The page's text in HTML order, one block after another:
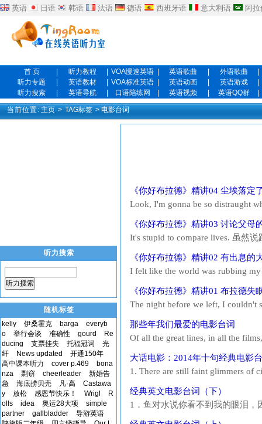
英语 日语 韩语 法语 德语 西班牙语 意大利语 阿
首 页 听力教程 VOA慢速英语 英语歌曲 外语歌曲
听力专题
英语教材 VOA标准英语 英语动画 英语游戏
听力搜索
英语导航 口语陪练网 英语视频 英语QQ群
当前位置: 主页 > TAG标签 > 电影台词
《你好布拉德》精讲04 尘埃落定
Look, I'm gonna be so distraught
得你会的...
《你好布拉德》精讲03 讨论父母
It's stupid to compare lives. 虽然
呦...
《你好布拉德》精讲02 有出息的
I felt like the world was rubbing
Hollywood, 尼克帕斯卡成了...
《你好布拉德》精讲01 布拉德失
The night before we left, I
时候说的...
那些年我们最爱的电影台词
Of all the great lines, in all the
the line said by a toy ast...
大话电影：2014年十句经典电影
1. There are still faint glimmers of
Budapest HotelM古斯塔...
经典英文电影台词（下）
1．鱼对水说你看不到我的眼泪，
听力搜索
听力搜索
随机标签
kelly
伊桑霍克 barga
everyb
o
举行会谈 准确性 gourd
Re
ducing
支票挂失 托福冠词
光
纤
News updated
开通150年
高中课本听力
cover p.469
bona
nza
剽窃 cheerleader
新婚告
急
海底捞贝壳 凡·高
Castawa
y
放松 感恩节快乐！ Wrigl
R
olls
idea 奥运28大项
simple
partner
gallbladder
导游英语